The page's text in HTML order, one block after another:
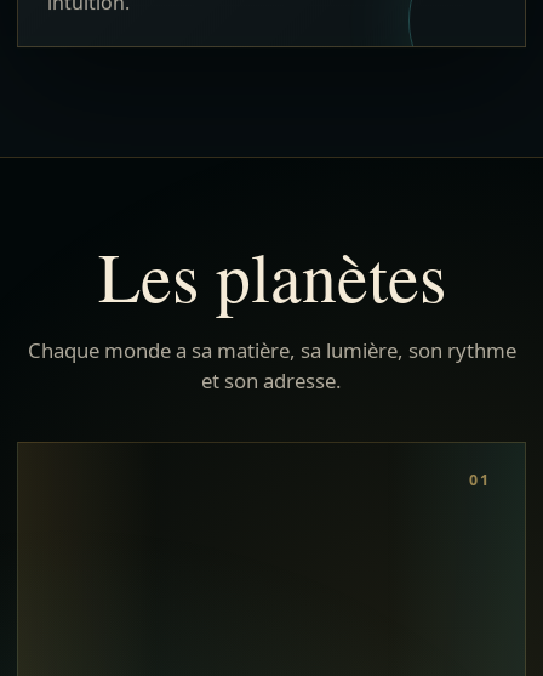
Les planètes
Chaque monde a sa matière, sa lumière, son rythme
et son adresse.
01